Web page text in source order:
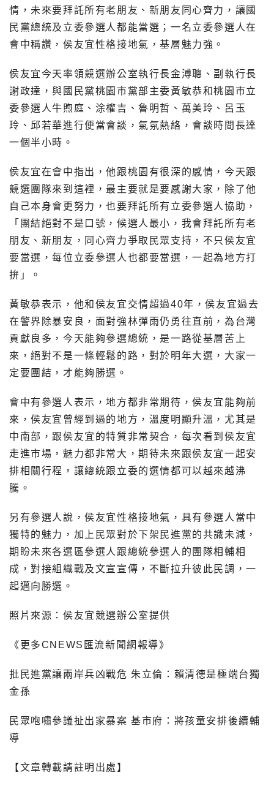
情，未來要拜託所有老朋友、新朋友同心齊力，讓國
民黨總統及立委參選人都能當選；一名立委參選人在
會中稱讚，侯友宜性格接地氣，基層魅力強。
侯友宜今天率領競選辦公室執行長金溥聰、副執行長
謝政達，與國民黨桃園市黨部主委黃敏恭和桃園市立
委參選人牛煦庭、涂權吉、魯明哲、萬美玲、呂玉
玲、邱若華進行便當會談，氣氛熱絡，會談時間長達
一個半小時。
侯友宜在會中指出，他跟桃園有很深的感情，今天跟
競選團隊來到這裡，最主要就是要感謝大家，除了他
自己本身會更努力，也要拜託所有立委參選人協助，
「團結絕對不是口號，候選人最小，我會拜託所有老
朋友、新朋友，同心齊力爭取民眾支持，不只侯友宜
要當選，每位立委參選人也都要當選，一起為地方打
拚」。
黃敏恭表示，他和侯友宜交情超過40年，侯友宜過去
在警界除暴安良，面對強林彈雨仍勇往直前，為台灣
貢獻良多，今天能夠參選總統，是一路從基層苦上
來，絕對不是一條輕鬆的路，對於明年大選，大家一
定要團結，才能夠勝選。
會中有參選人表示，地方都非常期待，侯友宜能夠前
來，侯友宜曾經到過的地方，溫度明顯升溫，尤其是
中南部，跟侯友宜的特質非常契合，每次看到侯友宜
走進市場，魅力都非常大，期待未來跟侯友宜一起安
排相關行程，讓總統跟立委的選情都可以越來越沸
騰。
另有參選人說，侯友宜性格接地氣，具有參選人當中
獨特的魅力，加上民眾對於下架民進黨的共識未減，
期盼未來各選區參選人跟總統參選人的團隊相輔相
成，對接組織戰及文宣宣傳，不斷拉升彼此民調，一
起邁向勝選。
照片來源：侯友宜競選辦公室提供
《更多CNEWS匯流新聞網報導》
批民進黨讓兩岸兵凶戰危 朱立倫：賴清德是極端台獨
金孫
民眾咆嘯參議扯出家暴案 基市府：將孩童安排後續輔
導
【文章轉載請註明出處】